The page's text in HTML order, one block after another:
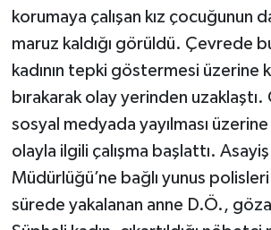
korumaya çalışan kız çocuğunun
maruz kaldığı görüldü. Çevrede
kadının tepki göstermesi üzerine
bırakarak olay yerinden
sosyal medyada yayılması
olayla ilgili çalışma başlattı.
Müdürlüğü’ne bağlı yunus polisleri
sürede yakalanan anne D.Ö.,